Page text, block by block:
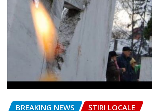
BREAKING NEWS ȘTIRI LOCALE